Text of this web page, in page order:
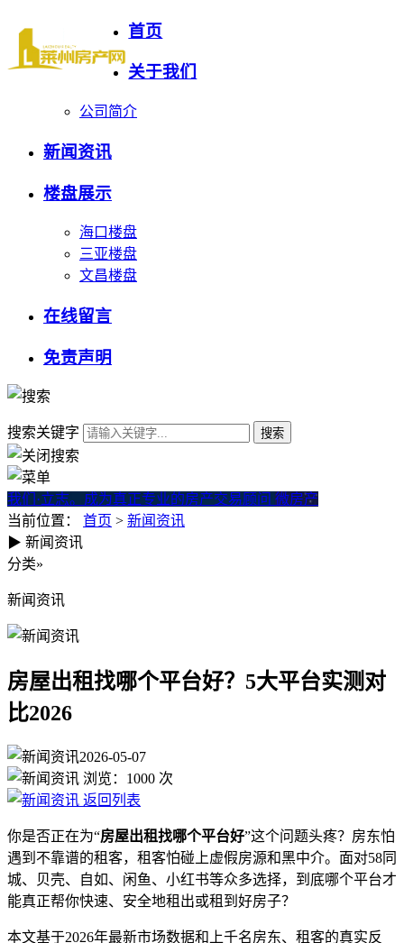
首页
关于我们
公司简介
新闻资讯
楼盘展示
海口楼盘
三亚楼盘
文昌楼盘
在线留言
免责声明
搜索关键字
我们·立志。成为真正专业的房产交易顾问 微房产
当前位置： 首页 > 新闻资讯
房屋出租找哪个平台好？5大平
▶ 新闻资讯
分类»
新闻资讯
房屋出租找哪个平台好？5大平台实测对
比2026
2026-05-07
浏览： 1000 次
返回列表
你是否正在为“房屋出租找哪个平台好”这个问题头疼？房东怕
遇到不靠谱的租客，租客怕碰上虚假房源和黑中介。面对58同
城、贝壳、自如、闲鱼、小红书等众多选择，到底哪个平台才
能真正帮你快速、安全地租出或租到好房子？
本文基于2026年最新市场数据和上千名房东、租客的真实反